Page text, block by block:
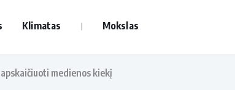
Klimatas Mokslas
medienos kiekį